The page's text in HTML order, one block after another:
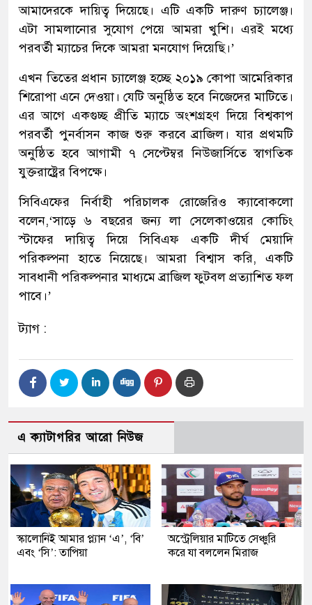
আমাদেরকে দায়িত্ব দিয়েছে। এটি একটি দারুণ চ্যালেঞ্জ।
এটা সামলানোর সুযোগ পেয়ে আমরা খুশি। এরই মধ্যে
পরবর্তী ম্যাচের দিকে আমরা মনযোগ দিয়েছি।’
এখন তিতের প্রধান চ্যালেঞ্জ হচ্ছে ২০১৯ কোপা আমেরিকার
শিরোপা এনে দেওয়া। যেটি অনুষ্ঠিত হবে নিজেদের মাটিতে।
এর আগে একগুচ্ছ প্রীতি ম্যাচে অংশগ্রহণ দিয়ে বিশ্বকাপ
পরবর্তী পুনর্বাসন কাজ শুরু করবে ব্রাজিল। যার প্রথমটি
অনুষ্ঠিত হবে আগামী ৭ সেপ্টেম্বর নিউজার্সিতে স্বাগতিক
যুক্তরাষ্ট্রের বিপক্ষে।
সিবিএফের নির্বাহী পরিচালক রোজেরিও ক্যাবোকলো
বলেন,‘সাড়ে ৬ বছরের জন্য লা সেলেকাওয়ের কোচিং
স্টাফের দায়িত্ব দিয়ে সিবিএফ একটি দীর্ঘ মেয়াদি
পরিকল্পনা হাতে নিয়েছে। আমরা বিশ্বাস করি, একটি
সাবধানী পরিকল্পনার মাধ্যমে ব্রাজিল ফুটবল প্রত্যাশিত ফল
পাবে।’
ট্যাগ :
এ ক্যাটাগরির আরো নিউজ
স্কালোনিই আমার প্ল্যান ‘এ’, ‘বি’
এবং ‘সি’: তাপিয়া
অস্ট্রেলিয়ার মাটিতে সেঞ্চুরি
করে যা বললেন মিরাজ